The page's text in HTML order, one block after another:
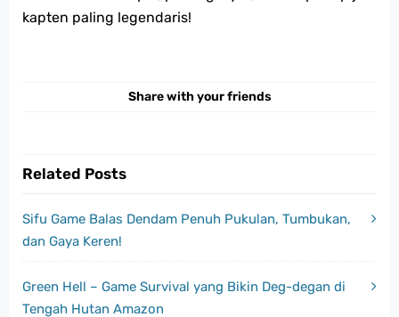
kapten paling legendaris!
Share with your friends
Related Posts
Sifu Game Balas Dendam Penuh Pukulan, Tumbukan,
dan Gaya Keren!
Green Hell – Game Survival yang Bikin Deg-degan di
Tengah Hutan Amazon